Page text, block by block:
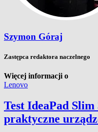
Szymon Góraj
Zastępca redaktora naczelnego
Więcej informacji o
Lenovo
Test IdeaPad
praktyczne